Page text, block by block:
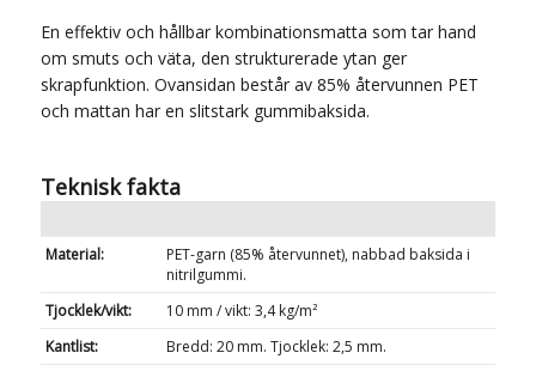
En effektiv och hållbar kombinationsmatta som tar hand
om smuts och väta, den strukturerade ytan ger
skrapfunktion. Ovansidan består av 85% återvunnen PET
och mattan har en slitstark gummibaksida.
Teknisk fakta
Material:
PET-garn (85% återvunnet), nabbad baksida i
nitrilgummi.
Tjocklek/vikt:
10 mm / vikt: 3,4 kg/m²
Kantlist:
Bredd: 20 mm. Tjocklek: 2,5 mm.